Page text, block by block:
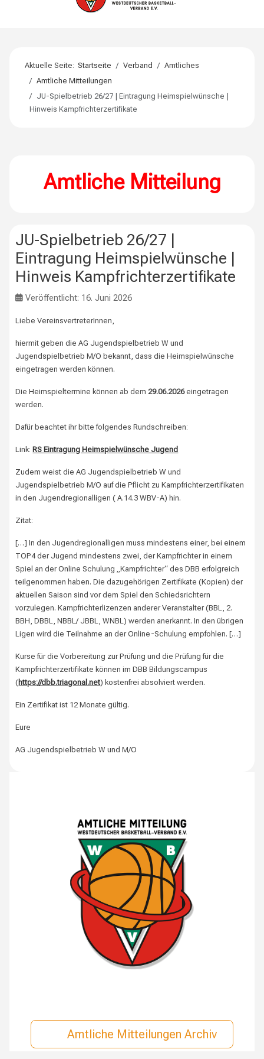
Aktuelle Seite:Startseite Verband
Amtliches
Amtliche Mitteilungen
JU-Spielbetrieb 26/27 | Eintragung Heimspielwünsche |
Hinweis Kampfrichterzertifikate
Amtliche Mitteilung
JU-Spielbetrieb 26/27 |
Eintragung Heimspielwünsche |
Hinweis Kampfrichterzertifikate
Veröffentlicht: 16. Juni 2026
Liebe VereinsvertreterInnen,
hiermit geben die AG Jugendspielbetrieb W und
Jugendspielbetrieb M/O bekannt, dass die Heimspielwünsche
eingetragen werden können.
Die Heimspieltermine können ab dem 29.06.2026eingetragen
werden.
Dafür beachtet ihr bitte folgendes Rundschreiben:
Link:RS Eintragung Heimspielwünsche Jugend
Zudem weist die AG Jugendspielbetrieb W und
Jugendspielbetrieb M/O auf die Pflicht zu Kampfrichterzertifikaten
in den Jugendregionalligen ( A.14.3 WBV-A) hin.
Zitat:
[…] In den Jugendregionalligen muss mindestens einer, bei einem
TOP4 der Jugend mindestens zwei, der Kampfrichter in einem
Spiel an der Online Schulung „Kampfrichter“ des DBB erfolgreich
teilgenommen haben. Die dazugehörigen Zertifikate (Kopien) der
aktuellen Saison sind vor dem Spiel den Schiedsrichtern
vorzulegen. Kampfrichterlizenzen anderer Veranstalter (BBL, 2.
BBH, DBBL, NBBL/ JBBL, WNBL) werden anerkannt. In den übrigen
Ligen wird die Teilnahme an der Online-Schulung empfohlen. […]
Kurse für die Vorbereitung zur Prüfung und die Prüfung für die
Kampfrichterzertifikate können im DBB Bildungscampus
(https://dbb.triagonal.net) kostenfrei absolviert werden.
Ein Zertifikat ist 12 Monate gültig.
Eure
AG Jugendspielbetrieb W und M/O
Amtliche Mitteilungen Archiv